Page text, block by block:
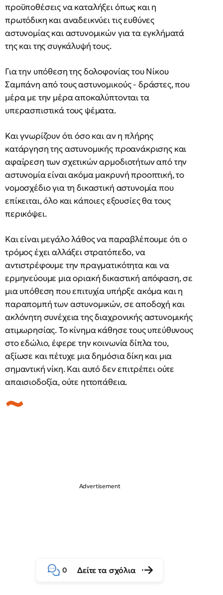
προϋποθέσεις να καταλήξει όπως και η
πρωτόδικη και αναδεικνύει τις ευθύνες
αστυνομίας και αστυνομικών για τα εγκλήματά
της και της συγκάλυψή τους.
Για την υπόθεση της δολοφονίας του Νίκου
Σαμπάνη από τους αστυνομικούς - δράστες, που
μέρα με την μέρα αποκαλύπτονται τα
υπερασπιστικά τους ψέματα.
Και γνωρίζουν ότι όσο και αν η πλήρης
κατάργηση της αστυνομικής προανάκρισης και
αφαίρεση των σχετικών αρμοδιοτήτων από την
αστυνομία είναι ακόμα μακρυνή προοπτική, το
νομοσχέδιο για τη δικαστική αστυνομία που
επίκειται, όλο και κάποιες εξουσίες θα τους
περικόψει.
Και είναι μεγάλο λάθος να παραβλέπουμε ότι ο
τρόμος έχει αλλάξει στρατόπεδο, να
αντιστρέφουμε την πραγματικότητα και να
ερμηνεύουμε μια οριακή δικαστική απόφαση, σε
μια υπόθεση που επιτυχία υπήρξε ακόμα και η
παραπομπή των αστυνομικών, σε αποδοχή και
ακλόνητη συνέχεια της διαχρονικής αστυνομικής
ατιμωρησίας. Το κίνημα κάθησε τους υπεύθυνους
στο εδώλιο, έφερε την κοινωνία δίπλα του,
αξίωσε και πέτυχε μια δημόσια δίκη και μια
σημαντική νίκη. Και αυτό δεν επιτρέπει ούτε
απαισιοδοξία, ούτε ηττοπάθεια.
0 Δείτε τα σχόλια